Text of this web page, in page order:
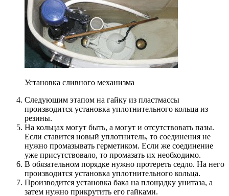
Установка сливного механизма
Следующим этапом на гайку из пластмассы
производится установка уплотнительного кольца из
резины.
На кольцах могут быть, а могут и отсутствовать пазы.
Если ставится новый уплотнитель, то соединения не
нужно промазывать герметиком. Если же соединение
уже присутствовало, то промазать их необходимо.
В обязательном порядке нужно протереть седло. На него
производится установка уплотнительного кольца.
Производится установка бака на площадку унитаза, а
затем нужно прикрутить его гайками.